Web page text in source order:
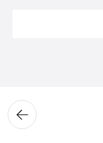
뒤로가
기